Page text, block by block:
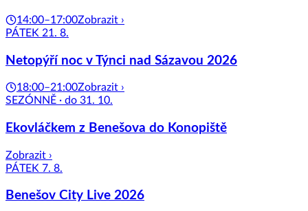
14:00–17:00Zobrazit ›
PÁTEK 21. 8.
Netopýří noc v Týnci nad Sázavou 2026
18:00–21:00Zobrazit ›
SEZÓNNĚ · do 31. 10.
Ekovláčkem z Benešova do Konopiště
Zobrazit ›
PÁTEK 7. 8.
Benešov City Live 2026